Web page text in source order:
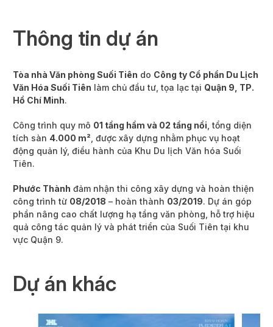
Thông tin dự án
Tòa nhà Văn phòng Suối Tiên do Công ty Cổ phần Du Lịch
Văn Hóa Suối Tiên làm chủ đầu tư, tọa lạc tại Quận 9, TP.
Hồ Chí Minh.
Công trình quy mô 01 tầng hầm và 02 tầng nổi , tổng diện
tích sàn 4.000 m² , được xây dựng nhằm phục vụ hoạt
động quản lý, điều hành của Khu Du lịch Văn hóa Suối
Tiên.
Phước Thành đảm nhận thi công xây dựng và hoàn thiện
công trình từ 08/2018 – hoàn thành 03/2019. Dự án góp
phần nâng cao chất lượng hạ tầng văn phòng, hỗ trợ hiệu
quả công tác quản lý và phát triển của Suối Tiên tại khu
vực Quận 9.
Dự án khác